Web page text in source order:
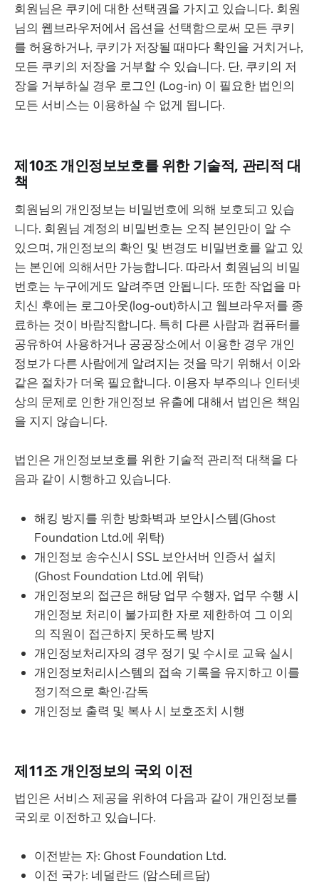
회원님은 쿠키에 대한 선택권을 가지고 있습니다. 회원
님의 웹브라우저에서 옵션을 선택함으로써 모든 쿠키
를 허용하거나, 쿠키가 저장될 때마다 확인을 거치거나,
모든 쿠키의 저장을 거부할 수 있습니다. 단, 쿠키의 저
장을 거부하실 경우 로그인 (Log-in) 이 필요한 법인의
모든 서비스는 이용하실 수 없게 됩니다.
제10조 개인정보보호를 위한 기술적, 관리적 대
책
회원님의 개인정보는 비밀번호에 의해 보호되고 있습
니다. 회원님 계정의 비밀번호는 오직 본인만이 알 수
있으며, 개인정보의 확인 및 변경도 비밀번호를 알고 있
는 본인에 의해서만 가능합니다. 따라서 회원님의 비밀
번호는 누구에게도 알려주면 안됩니다. 또한 작업을 마
치신 후에는 로그아웃(log-out)하시고 웹브라우저를 종
료하는 것이 바람직합니다. 특히 다른 사람과 컴퓨터를
공유하여 사용하거나 공공장소에서 이용한 경우 개인
정보가 다른 사람에게 알려지는 것을 막기 위해서 이와
같은 절차가 더욱 필요합니다. 이용자 부주의나 인터넷
상의 문제로 인한 개인정보 유출에 대해서 법인은 책임
을 지지 않습니다.
법인은 개인정보보호를 위한 기술적 관리적 대책을 다
음과 같이 시행하고 있습니다.
해킹 방지를 위한 방화벽과 보안시스템(Ghost
Foundation Ltd.에 위탁)
개인정보 송수신시 SSL 보안서버 인증서 설치
(Ghost Foundation Ltd.에 위탁)
개인정보의 접근은 해당 업무 수행자, 업무 수행 시
개인정보 처리이 불가피한 자로 제한하여 그 이외
의 직원이 접근하지 못하도록 방지
개인정보처리자의 경우 정기 및 수시로 교육 실시
개인정보처리시스템의 접속 기록을 유지하고 이를
정기적으로 확인·감독
개인정보 출력 및 복사 시 보호조치 시행
제11조 개인정보의 국외 이전
법인은 서비스 제공을 위하여 다음과 같이 개인정보를
국외로 이전하고 있습니다.
이전받는 자: Ghost Foundation Ltd.
이전 국가: 네덜란드 (암스테르담)